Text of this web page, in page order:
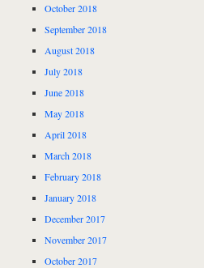
October 2018
September 2018
August 2018
July 2018
June 2018
May 2018
April 2018
March 2018
February 2018
January 2018
December 2017
November 2017
October 2017